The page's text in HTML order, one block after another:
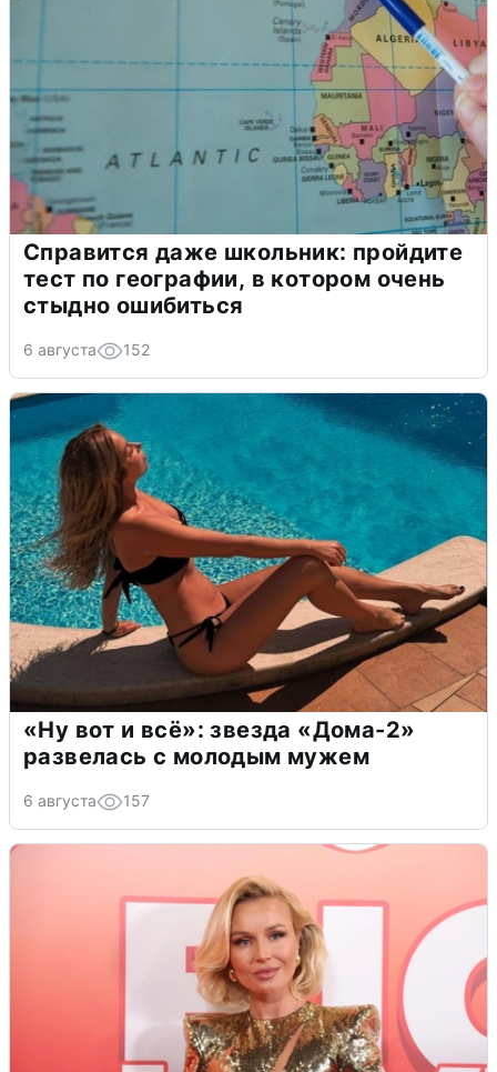
Справится даже школьник: пройдите
тест по географии, в котором очень
стыдно ошибиться
6 августа 152
«Ну вот и всё»: звезда «Дома-2»
развелась с молодым мужем
6 августа 157